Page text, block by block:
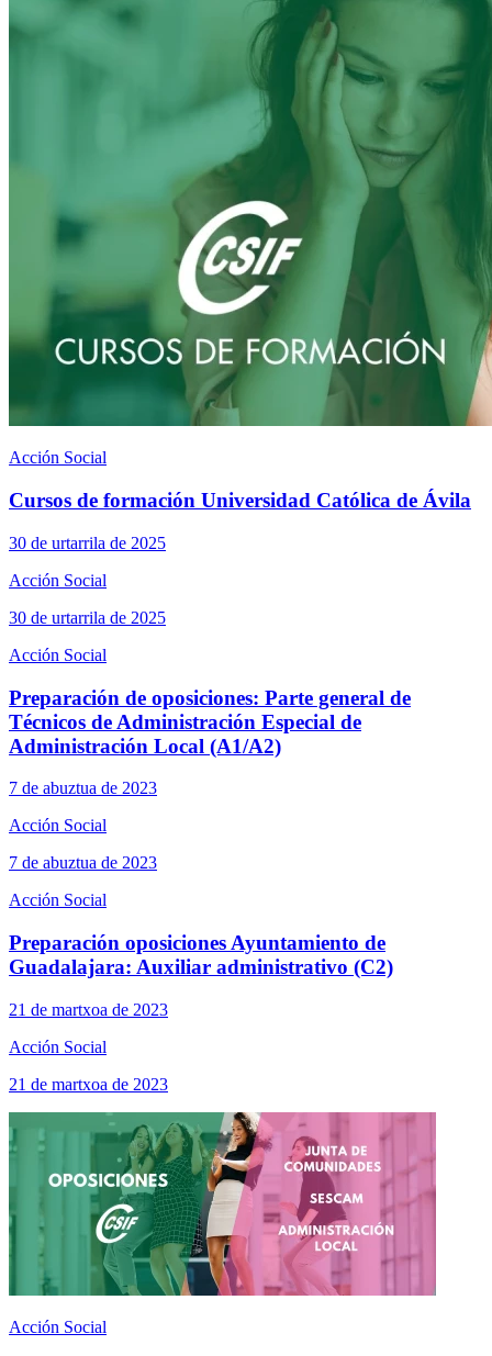
Acción Social
Cursos de formación Universidad Católica de Ávila
30 de urtarrila de 2025
Acción Social
30 de urtarrila de 2025
Acción Social
Preparación de oposiciones: Parte general de
Técnicos de Administración Especial de
Administración Local (A1/A2)
7 de abuztua de 2023
Acción Social
7 de abuztua de 2023
Acción Social
Preparación oposiciones Ayuntamiento de
Guadalajara: Auxiliar administrativo (C2)
21 de martxoa de 2023
Acción Social
21 de martxoa de 2023
Acción Social